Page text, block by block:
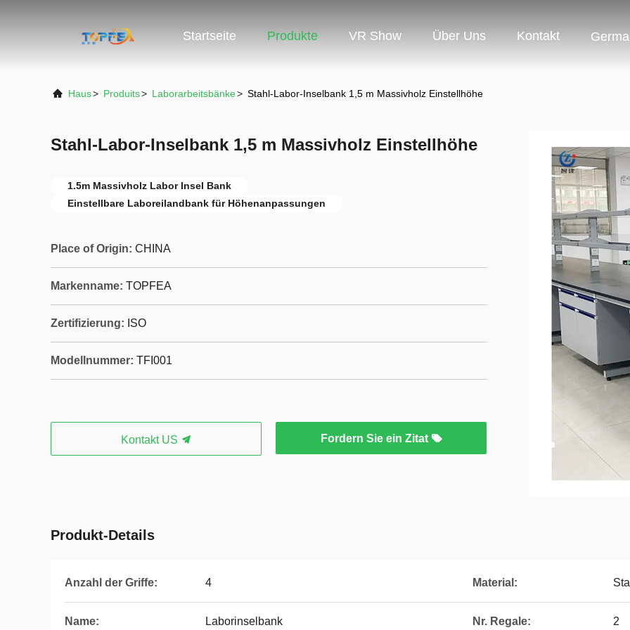
Startseite Produkte VR Show Über Uns Kontakt
Haus> Produits> Laborarbeitsbänke> Stahl-Labor-Inselbank 1,5 m Massivholz Einstellhöhe
Stahl-Labor-Inselbank 1,5 m Massivholz Einstellhöhe
1.5m Massivholz Labor Insel Bank
Einstellbare Laboreilandbank für Höhenanpassungen
Place of Origin: CHINA
Markenname: TOPFEA
Zertifizierung: ISO
Modellnummer: TFI001
Kontakt US Fordern Sie ein Zitat
Produkt-Details
Anzahl der Griffe: 4 Material:
Name: Laborinselbank Nr. Regale: 2